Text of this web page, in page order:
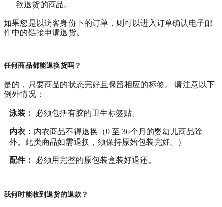
欲退货的商品。
如果您是以访客身份下的订单，则可以进入订单确认电子邮
件中的链接申请退货。
任何商品都能退换货吗？
是的，只要商品的状态完好且保留相应的标签。 请注意以下
例外情况：
泳装： 必须包括有胶的卫生标签贴。
内衣： 内衣商品不得退换（0 至 36个月的婴幼儿商品除
外。此类商品如需退换，须保持原始包装完好。）
配件： 必须用完整的原包装盒装好退还。
我何时能收到退货的退款？